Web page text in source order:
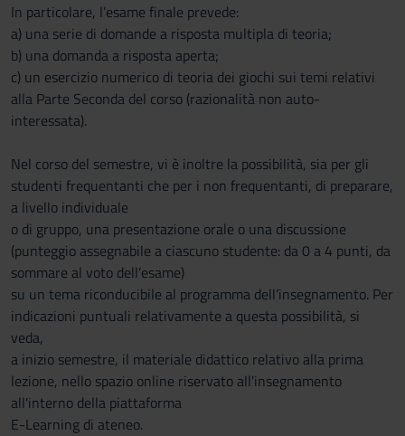
In particolare, l’esame finale prevede:
a) una serie di domande a risposta multipla di teoria;
b) una domanda a risposta aperta;
c) un esercizio numerico di teoria dei giochi sui temi relativi
alla Parte Seconda del corso (razionalità non auto-
interessata).
Nel corso del semestre, vi è inoltre la possibilità, sia per gli
studenti frequentanti che per i non frequentanti, di preparare,
a livello individuale
o di gruppo, una presentazione orale o una discussione
(punteggio assegnabile a ciascuno studente: da 0 a 4 punti, da
sommare al voto dell’esame)
su un tema riconducibile al programma dell’insegnamento. Per
indicazioni puntuali relativamente a questa possibilità, si
veda,
a inizio semestre, il materiale didattico relativo alla prima
lezione, nello spazio online riservato all'insegnamento
all'interno della piattaforma
E-Learning di ateneo.